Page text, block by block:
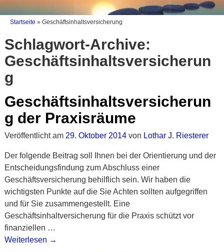
Startseite » Geschäftsinhaltsversicherung
Schlagwort-Archive:
Geschäftsinhaltsversicherun
g
Geschäftsinhaltsversicherun
g der Praxisräume
Veröffentlicht am 29. Oktober 2014 von Lothar J. Riesterer
Der folgende Beitrag soll Ihnen bei der Orientierung und der
Entscheidungsfindung zum Abschluss einer
Geschäftsversicherung behilflich sein. Wir haben die
wichtigsten Punkte auf die Sie Achten sollten aufgegriffen
und für Sie zusammengestellt. Eine
Geschäftsinhaltversicherung für die Praxis schützt vor
finanziellen …
Weiterlesen →